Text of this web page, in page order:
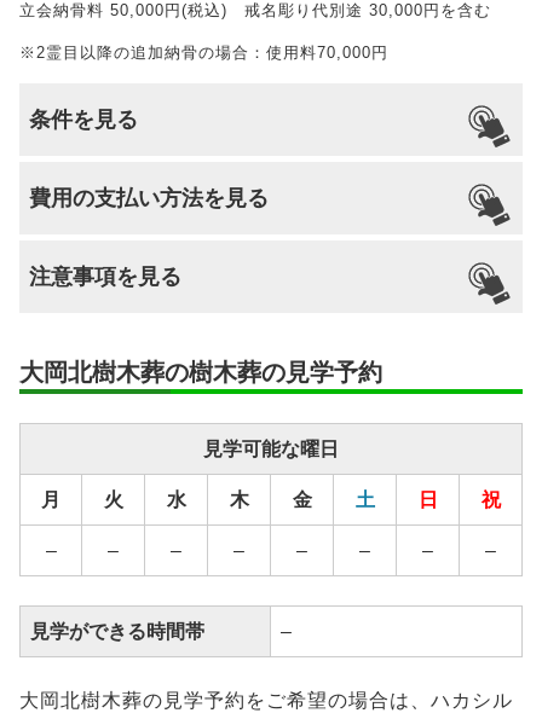
立会納骨料 50,000円(税込) 戒名彫り代別途 30,000円を含む
※2霊目以降の追加納骨の場合：使用料70,000円
条件を見る
国籍 宗派
納骨
生前申込
可能
費用の支払い方法を見る
注意事項を見る
安置期間経
継承者の有
–
大岡北樹木葬の樹木葬の見学予約
見学可能な曜日
月 火 水 木 金 土 日 祝
– – – – – – – –
見学ができる時間帯 –
大岡北樹木葬の見学予約をご希望の場合は、ハカシル